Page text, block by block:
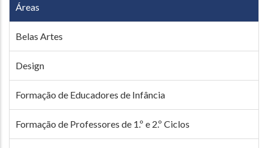
Áreas
Belas Artes
Design
Formação de Educadores de Infância
Formação de Professores de 1.º e 2.º Ciclos